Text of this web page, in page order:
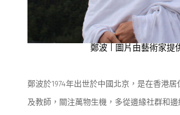
鄭波| 圖片由藝術家提
鄭波於1974年出世於中 國北京，是在香港居
及教師， 關注萬物生機，多從邊緣社群和邊